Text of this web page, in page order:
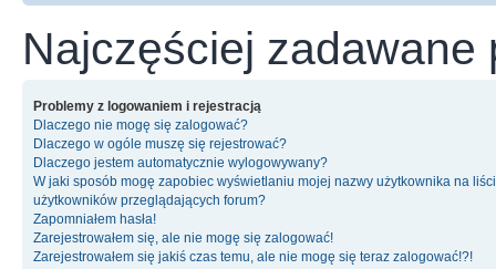
Najczęściej zadawane
Problemy z logowaniem i rejestracją
Dlaczego nie mogę się zalogować?
Dlaczego w ogóle muszę się rejestrować?
Dlaczego jestem automatycznie wylogowywany?
W jaki sposób mogę zapobiec wyświetlaniu mojej nazwy użytkownika na
użytkowników przeglądających forum?
Zapomniałem hasła!
Zarejestrowałem się, ale nie mogę się zalogować!
Zarejestrowałem się jakiś czas temu, ale nie mogę się teraz zalogować!?!